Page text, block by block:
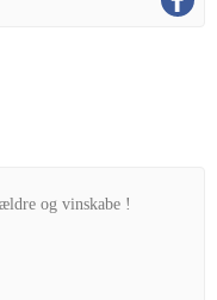
og vinskabe !